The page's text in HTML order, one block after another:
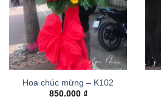
Hoa chúc mừng – K102
850.000 ₫